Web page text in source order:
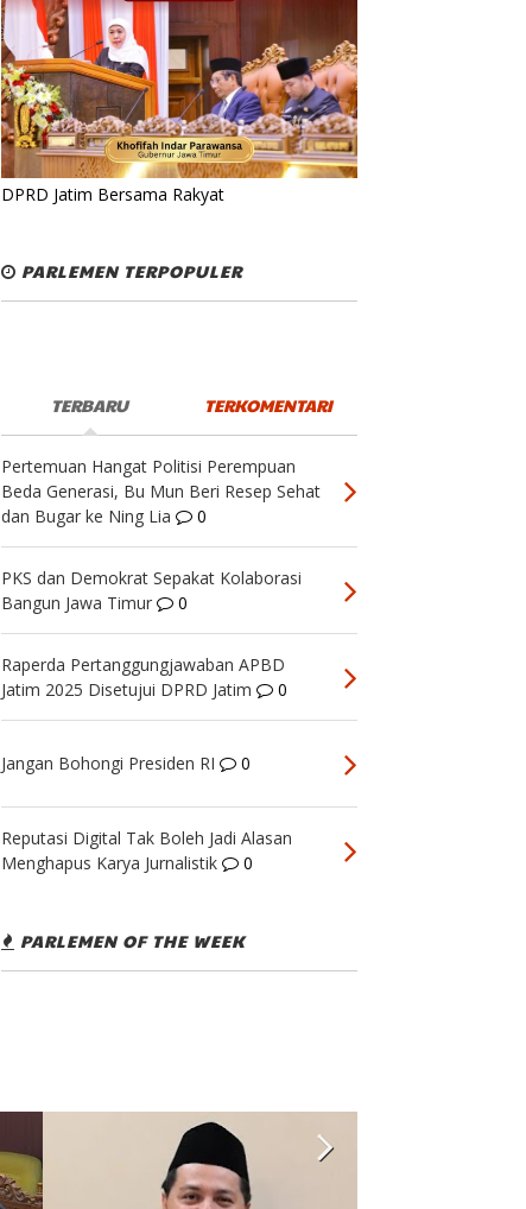
DPRD Jatim Bersama Rakyat
PARLEMEN TERPOPULER
TERBARU TERKOMENTARI
Pertemuan Hangat Politisi Perempuan
Beda Generasi, Bu Mun Beri Resep Sehat
dan Bugar ke Ning Lia
0
PKS dan Demokrat Sepakat Kolaborasi
Bangun Jawa Timur
0
Raperda Pertanggungjawaban APBD
Jatim 2025 Disetujui DPRD Jatim
0
Jangan Bohongi Presiden RI 0
Reputasi Digital Tak Boleh Jadi Alasan
Menghapus Karya Jurnalistik
0
PARLEMEN OF THE WEEK